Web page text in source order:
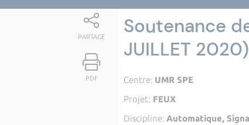
PARTAGE
PDF
Soutenance
JUILLET 2020)
Centre: UMR SPE
Projet: FEUX
Discipline: Automatique,